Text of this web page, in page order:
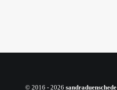
© 2016 - 2026 sandraduenschede